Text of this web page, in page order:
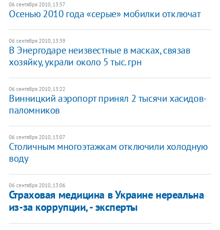
06 сентября 2010, 13:57
Осенью 2010 года «серые» мобилки отключат
06 сентября 2010, 13:39
В Энергодаре неизвестные в масках, связав
хозяйку, украли около 5 тыс. грн
06 сентября 2010, 13:22
Винницкий аэропорт принял 2 тысячи хасидов-
паломников
06 сентября 2010, 13:07
Столичным многоэтажкам отключили холодную
воду
06 сентября 2010, 13:06
Страховая медицина в Украине нереальна
из-за коррупции, - эксперты